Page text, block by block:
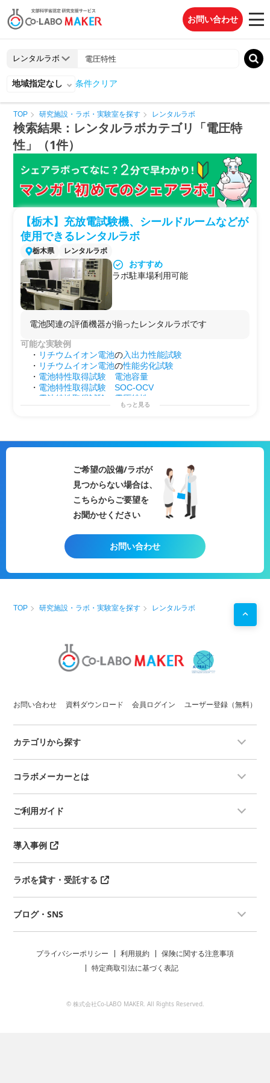
お問い合わせ
地域指定なし 条件クリア
TOP 研究施設・ラボ・実験室を探す レンタルラボ
検索結果：レンタルラボカテゴリ「電圧特
性」（1件）
【栃木】充放電試験機、シールドルームなどが
使用できるレンタルラボ
栃木県 レンタルラボ
おすすめ
ラボ駐車場利用可能
電池関連の評価機器が揃ったレンタルラボです
可能な実験例
・ リチウムイオン電池の入出力性能試験
・ リチウムイオン電池の性能劣化試験
・ 電池特性取得試験
電池容量
・ 電池特性取得試験
SOC-OCV
電池特性取得試験
電圧特性
温度特性
・効率(損失)測定
・制御性能確認
等
・第2のラボとして！
プロジェクトを始める前の 予備実験などに！
・自社で行えないサイドプロジェクト を行う場としての
もっと見る
ご希望の設備/ラボが
見つからない場合は、
こちらからご要望を
お聞かせください
お問い合わせ
TOP 研究施設・ラボ・実験室を探す レンタルラボ
お問い合わせ 資料ダウンロード 会員ログイン ユーザー登録（無料）
カテゴリから探す
コラボメーカーとは
ご利用ガイド
導入事例
ラボを貸す・受託する
ブログ・SNS
プライバシーポリシー 利用規約
保険に関する注意事項
特定商取引法に基づく表記
© 株式会社Co-LABO MAKER. All Rights Reserved.